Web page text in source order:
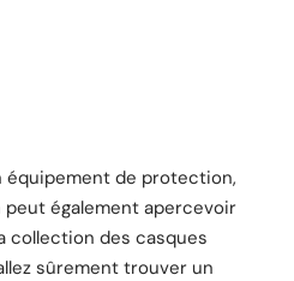
équipement de protection,
également apercevoir
collection des casques
sûrement trouver un